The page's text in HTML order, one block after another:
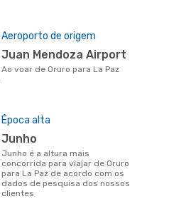
Aeroporto de origem
Juan Mendoza Airport
Ao voar de Oruro para La Paz
Época alta
junho
junho é a altura mais
concorrida para viajar de Oruro
para La Paz de acordo com os
dados de pesquisa dos nossos
clientes